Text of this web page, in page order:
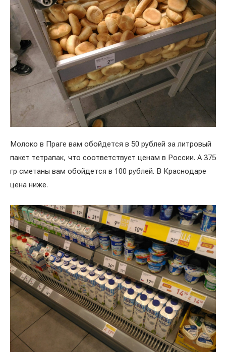
Молоко в Праге вам обойдется в 50 рублей за литровый
пакет тетрапак, что соответствует ценам в России. А 375
гр сметаны вам обойдется в 100 рублей. В Краснодаре
цена ниже.